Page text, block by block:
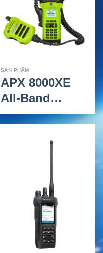
SẢN PHẨM
APX 8000XE
All-Band
Portable Radio
– Bộ Đàm P25
All-Band Hiệu